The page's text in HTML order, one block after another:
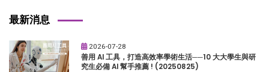
最新消息
2026-07-28
善用 AI 工具，打造高效率學術生活──10 大大學生與研
究生必備 AI 幫手推薦 ! (20250825)